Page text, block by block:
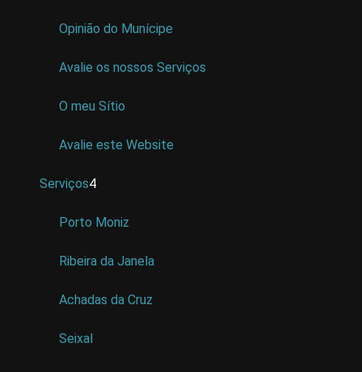
Opinião do Munícipe
Avalie os nossos Serviços
O meu Sítio
Avalie este Website
Serviços4
Porto Moniz
Ribeira da Janela
Achadas da Cruz
Seixal